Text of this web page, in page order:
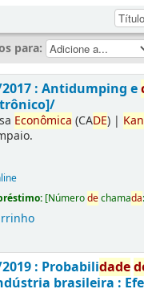
para:
2017 : Antidumping e
Econômica (CADE) |
[Númerodechamada
: Probabilidade
brasileira :